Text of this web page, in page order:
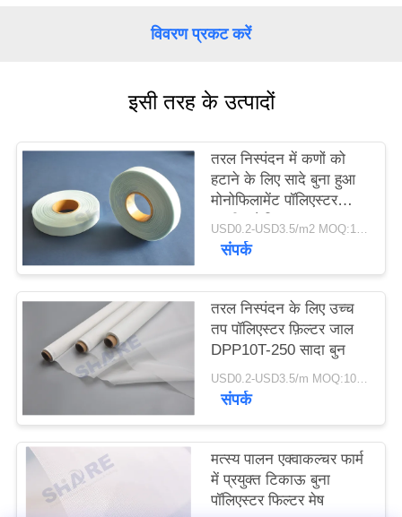
एक
उद्धरण
का
अनुरोध
करें
साइटमैप
PRIVACY
POLICY
विवरण प्रकट करें
इसी तरह के उत्पादों
तरल निस्पंदन में कणों को
हटाने के लिए सादे बुना हुआ
मोनोफिलामेंट पॉलिएस्टर
स्क्रीन फैब्रिक
USD0.2-USD3.5/m2 MOQ:100meters
संपर्क
तरल निस्पंदन के लिए उच्च
तप पॉलिएस्टर फ़िल्टर जाल
DPP10T-250 सादा बुन
USD0.2-USD3.5/m MOQ:100 मीटर
संपर्क
मत्स्य पालन एक्वाकल्चर फार्म
में प्रयुक्त टिकाऊ बुना
पॉलिएस्टर फिल्टर मेष